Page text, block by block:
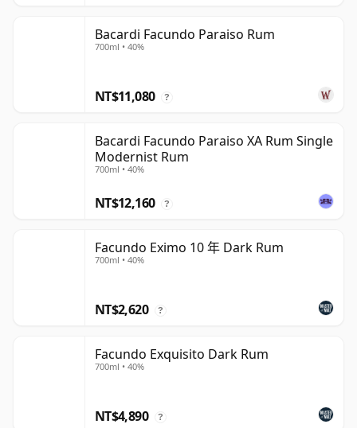
Bacardi Facundo Paraiso Rum
700ml • 40%
NT$11,080 ?
Bacardi Facundo Paraiso XA Rum Single
Modernist Rum
700ml • 40%
NT$12,160 ?
Facundo Eximo 10 年 Dark Rum
700ml • 40%
NT$2,620 ?
Facundo Exquisito Dark Rum
700ml • 40%
NT$4,890 ?